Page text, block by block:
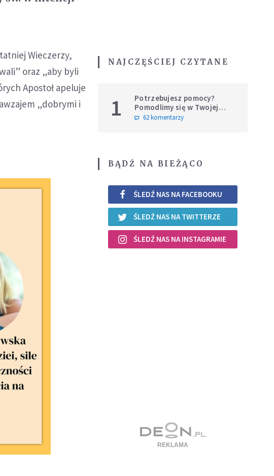
Wieczerzy,
oraz „aby byli
Apostoł apeluje
„dobrymi i
NAJCZĘŚCIEJ CZYTANE
1
Potrzebujesz pomocy?
Pomodlimy się w Twojej
intencji
62 komentarzy
BĄDŹ NA BIEŻĄCO
ŚLEDŹ NAS NA FACEBOOKU
ŚLEDŹ NAS NA TWITTERZE
ŚLEDŹ NAS NA INSTAGRAMIE